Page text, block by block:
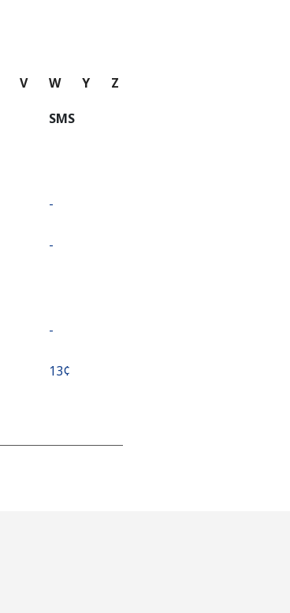
V W Y Z
SMS
-
-
-
⁦13¢⁩